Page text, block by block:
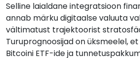
Selline laialdane integratsioon
annab märku digitaalse valuuta
vältimatust trajektoorist
Turuprognoosijad on üksmeelel,
Bitcoini ETF-ide ja